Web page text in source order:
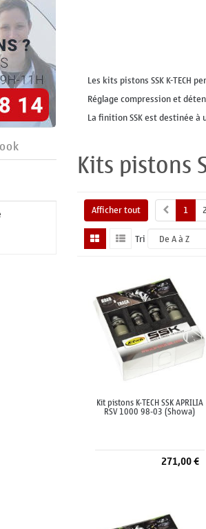
Les kits pistons SSK K-
Réglage compression et
La finition SSK est destinée
Kits pistons
Afficher tout 1
Tri
Kit pistons K-TECH SSK APRILIA
RSV 1000 98-03 (Showa)
271,00 €